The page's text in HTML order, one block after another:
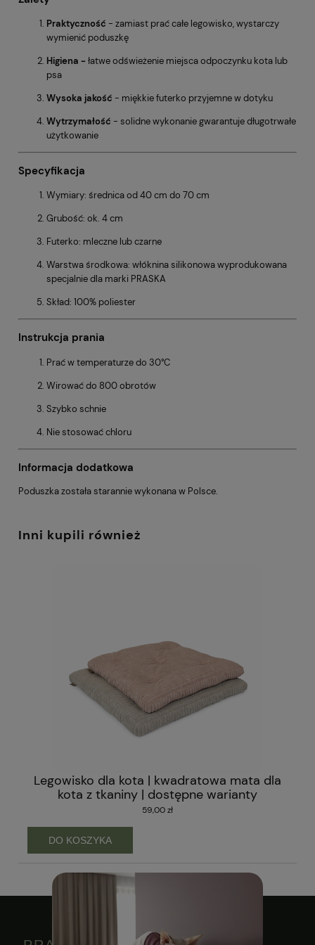
Praktyczność - zamiast prać całe legowisko, wystarczy
wymienić poduszkę
Higiena - łatwe odświeżenie miejsca odpoczynku kota lub
psa
Wysoka jakość - miękkie futerko przyjemne w dotyku
Wytrzymałość - solidne wykonanie gwarantuje długotrwałe
użytkowanie
Specyfikacja
Wymiary: średnica od 40 cm do 70 cm
Grubość: ok. 4 cm
Futerko: mleczne lub czarne
Warstwa środkowa: włóknina silikonowa wyprodukowana
specjalnie dla marki PRASKA
Skład: 100% poliester
Instrukcja prania
Prać w temperaturze do 30°C
Wirować do 800 obrotów
Szybko schnie
Nie stosować chloru
Informacja dodatkowa
Poduszka została starannie wykonana w Polsce.
Inni kupili również
Legowisko dla kota | kwadratowa mata dla
kota z tkaniny | dostępne warianty
59,00 zł
DO KOSZYKA